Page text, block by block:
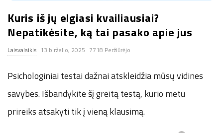
n
.
n
e
t
Kuris iš jų elgiasi kvailiausiai?
Nepatikėsite, ką tai pasako apie jus
Laisvalaikis 13 birželio, 2025 7718 Peržiūrėjo
Psichologiniai testai dažnai atskleidžia mūsų vidines
savybes. Išbandykite šį greitą testą, kurio metu
prireiks atsakyti tik į vieną klausimą.